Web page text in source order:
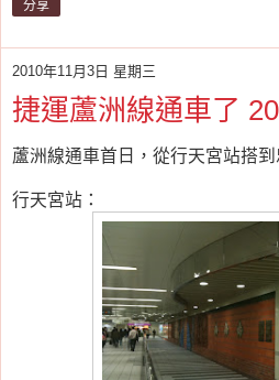
分享
2010年11月3日 星期三
捷運蘆洲線通車了
蘆洲線通車首日，從行天宮站搭
行天宮站：